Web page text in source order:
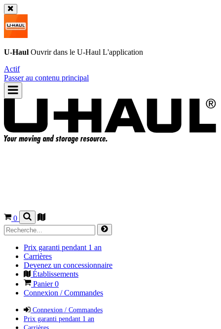
U-Haul Ouvrir dans le U-Haul L'application
Actif
Passer au contenu principal
0
Prix garanti pendant 1 an
Carrières
Devenez un concessionnaire
Établissements
Panier0
Connexion / Commandes
Connexion / Commandes
Prix garanti pendant 1 an